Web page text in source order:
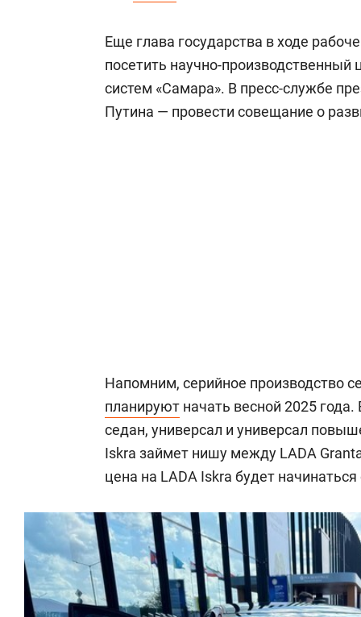
Еще глава государства в ходе
посетить научно-
систем «Самара». В пресс-службе
Путина — провести совещание о
Напомним, серийное производство
планируют начать весной 2025
седан, универсал и универсал
Iskra займет нишу между LADA
цена на LADA Iskra будет